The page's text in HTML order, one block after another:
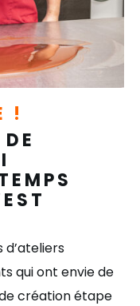
!
d’ateliers
qui ont envie de
création étape